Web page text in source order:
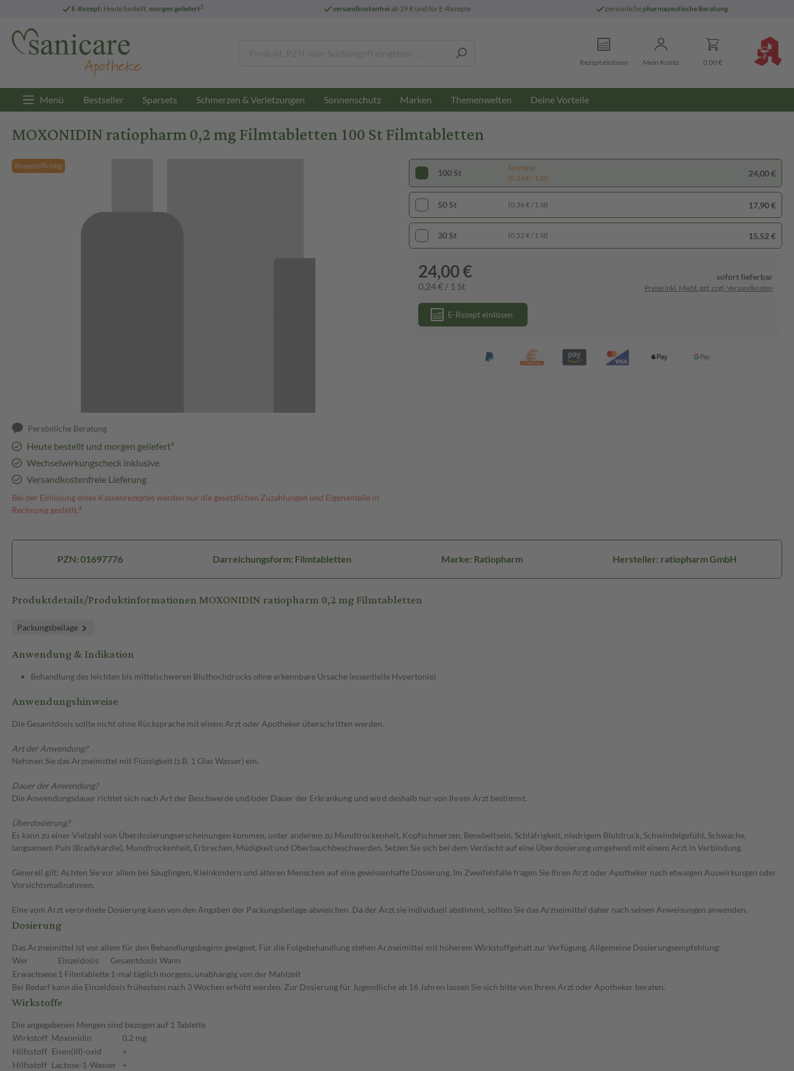
E-Rezept: Heute bestellt, morgen geliefert3 versandkostenfreiab 29 € und für E-Rezepte persönliche pharmazeutische Beratung
Rezept einlösen Mein Konto 0,00 €
Menü Bestseller Sparsets Schmerzen & Verletzungen Sonnenschutz Marken Themenwelten Deine Vorteile
MOXONIDIN ratiopharm 0,2 mg Filmtabletten 100 St Filmtabletten
Rezeptpflichtig
Persönliche Beratung
Heute bestellt und morgen geliefert³
Wechselwirkungscheck inklusive
Versandkostenfreie Lieferung
Bei der Einlösung eines Kassenrezeptes werden nur die gesetzlichen Zuzahlungen und Eigenanteile in
Rechnung gestellt.⁴
100 St
Spartipp
(0,24 € / 1 St)
24,00 €
50 St (0,36 € / 1 St) 17,90 €
30 St (0,52 € / 1 St) 15,52 €
24,00 €
0,24 € / 1 St
sofort lieferbar
Preise inkl. MwSt. ggf. zzgl. Versandkosten
E-Rezept einlösen
PZN: 01697776 Darreichungsform: Filmtabletten Marke: Ratiopharm Hersteller: ratiopharm GmbH
Produktdetails/Produktinformationen MOXONIDIN ratiopharm 0,2 mg Filmtabletten
Packungsbeilage
Anwendung & Indikation
Behandlung des leichten bis mittelschweren Bluthochdrucks ohne erkennbare Ursache (essentielle Hypertonie)
Anwendungshinweise
Die Gesamtdosis sollte nicht ohne Rücksprache mit einem Arzt oder Apotheker überschritten werden.
Art der Anwendung?
Nehmen Sie das Arzneimittel mit Flüssigkeit (z.B. 1 Glas Wasser) ein.
Dauer der Anwendung?
Die Anwendungsdauer richtet sich nach Art der Beschwerde und/oder Dauer der Erkrankung und wird deshalb nur von Ihrem Arzt bestimmt.
Überdosierung?
Es kann zu einer Vielzahl von Überdosierungserscheinungen kommen, unter anderem zu Mundtrockenheit, Kopfschmerzen, Benebeltsein, Schläfrigkeit, niedrigem Blutdruck, Schwindelgefühl, Schwäche,
langsamem Puls (Bradykardie), Mundtrockenheit, Erbrechen, Müdigkeit und Oberbauchbeschwerden. Setzen Sie sich bei dem Verdacht auf eine Überdosierung umgehend mit einem Arzt in Verbindung.
Generell gilt: Achten Sie vor allem bei Säuglingen, Kleinkindern und älteren Menschen auf eine gewissenhafte Dosierung. Im Zweifelsfalle fragen Sie Ihren Arzt oder Apotheker nach etwaigen Auswirkungen oder
Vorsichtsmaßnahmen.
Eine vom Arzt verordnete Dosierung kann von den Angaben der Packungsbeilage abweichen. Da der Arzt sie individuell abstimmt, sollten Sie das Arzneimittel daher nach seinen Anweisungen anwenden.
Dosierung
Das Arzneimittel ist vor allem für den Behandlungsbeginn geeignet. Für die Folgebehandlung stehen Arzneimittel mit höherem Wirkstoffgehalt zur Verfügung. Allgemeine Dosierungsempfehlung:
Wer
Einzeldosis Gesamtdosis Wann
Erwachsene 1 Filmtablette 1-mal täglich morgens, unabhängig von der Mahlzeit
Bei Bedarf kann die Einzeldosis frühestens nach 3 Wochen erhöht werden. Zur Dosierung für Jugendliche ab 16 Jahren lassen Sie sich bitte von Ihrem Arzt oder Apotheker beraten.
Wirkstoffe
Die angegebenen Mengen sind bezogen auf 1 Tablette
Wirkstoff Moxonidin
0,2 mg
Hilfsstoff Eisen(III)-oxid
+
Hilfsstoff Lactose-1-Wasser
+